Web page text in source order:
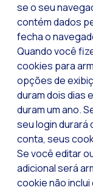
se o seu
contém dados
fecha o
Quando você
cookies para
opções de
duram dois dias
duram um ano.
seu login durará
conta, seus
Se você editar
adicional será
cookie não